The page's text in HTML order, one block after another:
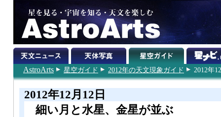
AstroArts 星空ガイド 2012年の天文現象ガイド 2012年
2012年12月12日
細い月と水星、金星が並ぶ